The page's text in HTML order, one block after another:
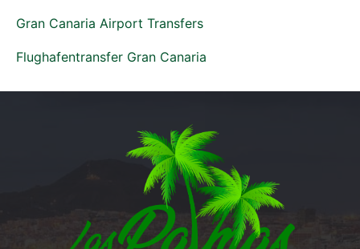
Gran Canaria Airport Transfers
Flughafentransfer Gran Canaria